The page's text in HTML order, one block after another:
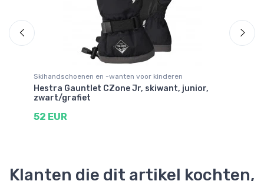
Skihandschoenen en -wanten voor kinderen
Hestra Gauntlet CZone Jr, skiwant, junior,
zwart/grafiet
52 EUR
Klanten die dit artikel kochten,